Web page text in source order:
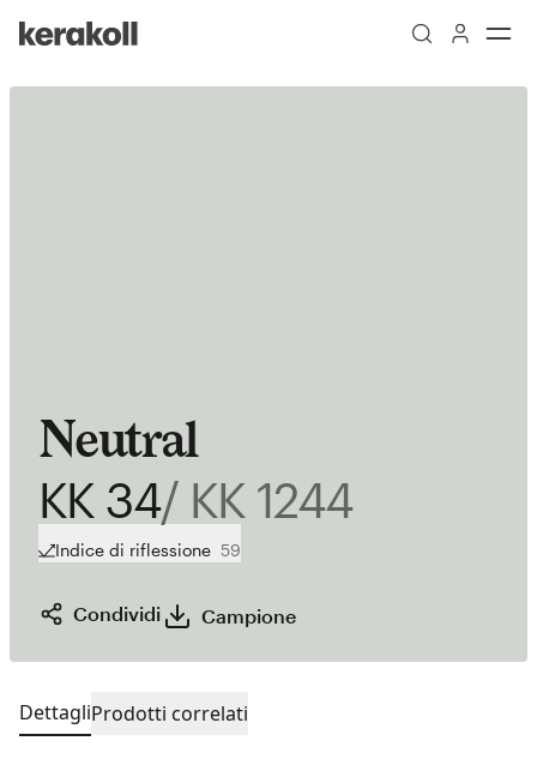
Go to Homepage
Neutral
KK 34/ KK 1244
Indice di riflessione 59
Condividi Campione
DettagliProdotti correlati